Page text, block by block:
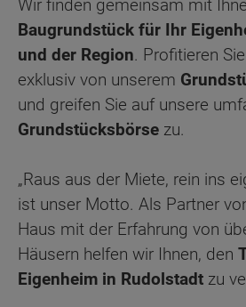
Wir finden gemeinsam mit
Baugrundstück für Ihr
und der Region. Profitieren
exklusiv von unserem
und greifen Sie auf unsere
Grundstücksbörse zu.
„Raus aus der Miete, rein ins
ist unser Motto. Als Partner
Haus mit der Erfahrung von
Häusern helfen wir Ihnen, den
Eigenheim in Rudolstadt zu